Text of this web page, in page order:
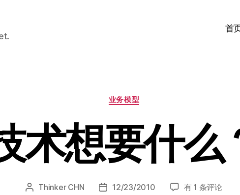
首
分
类
业务模型
术想要什么
文 Thinker CHN
发 12/23/2010
技
有 1 条评论